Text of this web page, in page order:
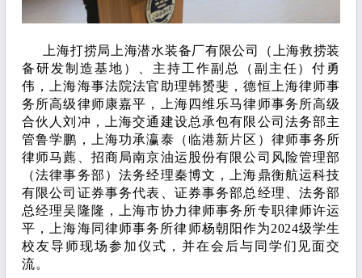
上海打捞局上海潜水装备厂有限公司（上海救捞装
备研发制造基地）、主持工作副总（副主任）付勇
伟，上海海事法院法官助理韩赟斐，德恒上海律师事
务所高级律师康嘉平，上海四维乐马律师事务所高级
合伙人刘冲，上海交通建设总承包有限公司法务部主
管鲁学鹏，上海功承瀛泰（临港新片区）律师事务所
律师马藨、招商局南京油运股份有限公司风险管理部
（法律事务部）法务经理秦博文，上海鼎衡航运科技
有限公司证券事务代表、证券事务部总经理、法务部
总经理吴隆隆，上海市协力律师事务所专职律师许运
平，上海海同律师事务所律师杨朝阳作为2024级学生
校友导师现场参加仪式，并在会后与同学们见面交
流。